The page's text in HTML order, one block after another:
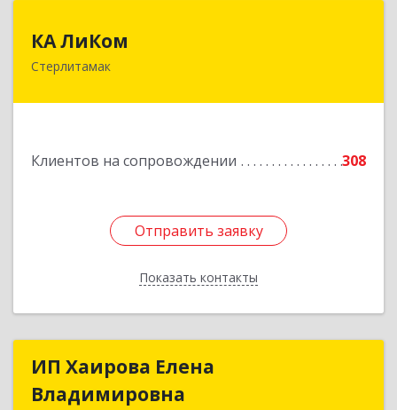
КА ЛиКом
Стерлитамак
Клиентов на сопровождении 308
Отправить заявку
Показать контакты
453115, Башкортостан Респ, г.о. город
Подробнее
Отправить заявку
Назад
ИП Хаирова Елена
Владимировна
ИП Хаирова Елена